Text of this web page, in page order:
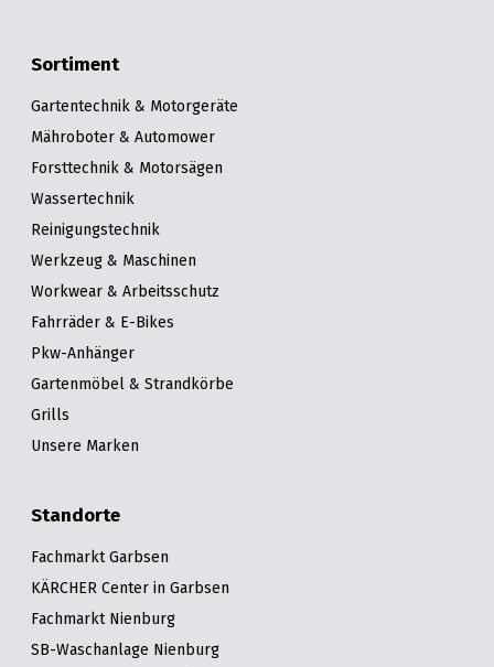
Sortiment
Gartentechnik & Motorgeräte
Mähroboter & Automower
Forsttechnik & Motorsägen
Wassertechnik
Reinigungstechnik
Werkzeug & Maschinen
Workwear & Arbeitsschutz
Fahrräder & E-Bikes
Pkw-Anhänger
Gartenmöbel & Strandkörbe
Grills
Unsere Marken
Standorte
Fachmarkt Garbsen
KÄRCHER Center in Garbsen
Fachmarkt Nienburg
SB-Waschanlage Nienburg